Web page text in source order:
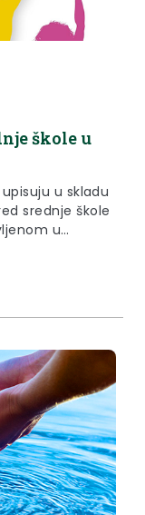
škole u
u skladu
srednje škole
u
izbor